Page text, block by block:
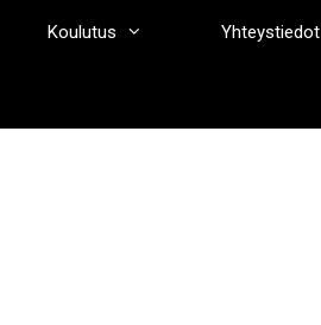
Koulutus Yhteystiedot